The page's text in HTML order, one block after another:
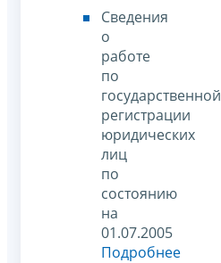
Сведения
о
работе
по
государственной
регистрации
юридических
лиц
по
состоянию
на
01.07.2005
Подробнее